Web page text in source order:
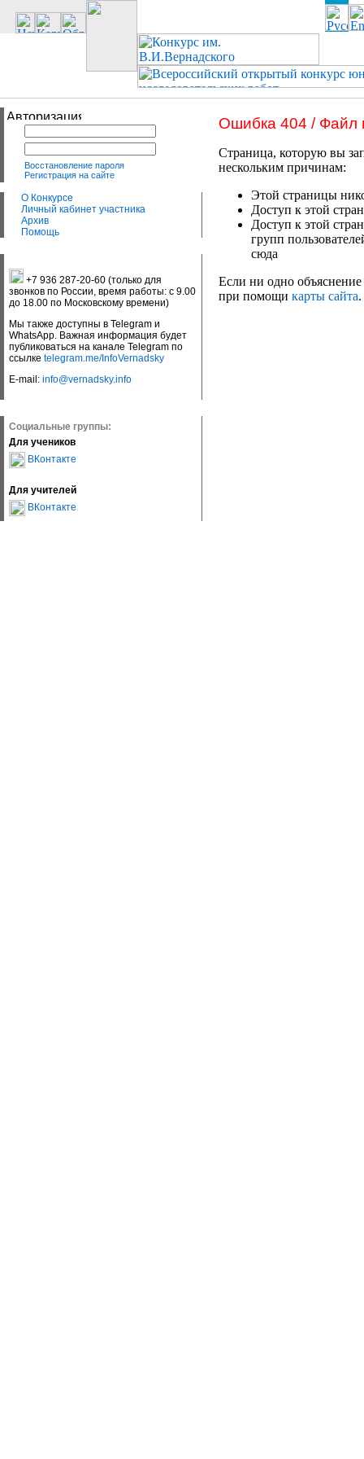
Восстановление пароля
Регистрация на сайте
О Конкурсе
Личный кабинет участника
Архив
Помощь
+7 936 287-20-60 (только для
звонков по России, время работы: с 9.00
до 18.00 по Московскому времени)
Мы также доступны в Telegram и
WhatsApp. Важная информация будет
публиковаться на канале Telegram по
ссылке telegram.me/InfoVernadsky
E-mail: info@vernadsky.info
Социальные группы:
Для учеников
ВКонтакте
Для учителей
ВКонтакте
Ошибка 404 / Файл
Страница, которую вы
нескольким причинам:
Этой страницы
Доступ к этой
Доступ к этой
групп
сюда
Если ни одно объяснение
при помощи карты сайта.